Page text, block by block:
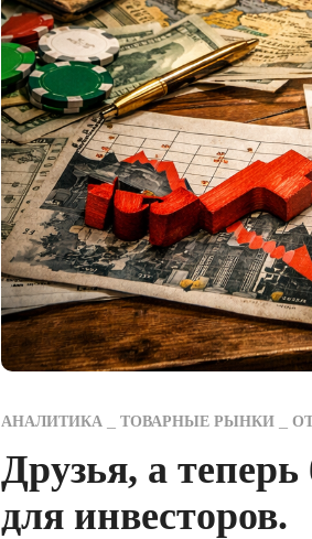
АНАЛИТИКА ТОВАРНЫЕ РЫНКИ
Друзья, а
для инвесторов.